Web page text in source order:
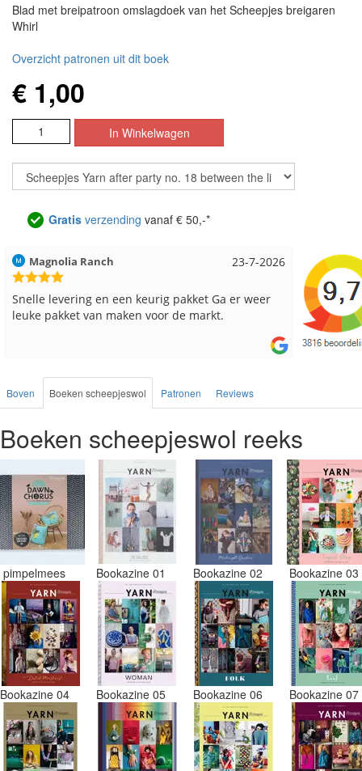
Blad met breipatroon omslagdoek van het Scheepjes breigaren
Whirl
Overzicht patronen uit dit boek
€ 1,00
Gratis verzending vanaf € 50,-*
23-7-2026
Ga er weer
markt.
Reeds meerdere keren breigaren en
besteld, altijd heel tevreden over de
Boven Boeken scheepjeswol Patronen Reviews
Boeken scheepjeswol reeks
pimpelmees Bookazine 01 Bookazine 02 Bookazine 03
Bookazine 04 Bookazine 05 Bookazine 06 Bookazine 07